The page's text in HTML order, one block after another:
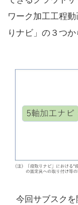
ワーク加工工程
りナビ」の３つか
今回サブスクを